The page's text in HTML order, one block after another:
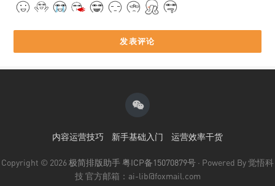
内容运营技巧 新手基础入门 运营效率干货
Copyright © 2026极简排版助手粤ICP备15070879号 · Powered By 觉悟科
技 官方邮箱：ai-lib@foxmail.com